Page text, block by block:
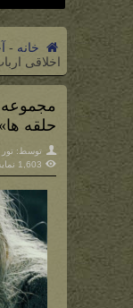
خانه -
اخلاقی
مجموعه
حلقه
توسط: تور
1,603 نمایش